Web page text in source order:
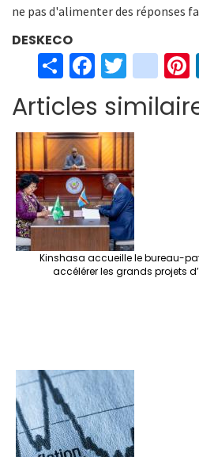
ne pas d'alimenter des réponses
DESKECO
S
h
ar
e
Fa
ce
b
o
o
k
T
wi
tt
er
in
st
ag
Articles
Kinshasa accueille le bureau-
accélérer les grands projets